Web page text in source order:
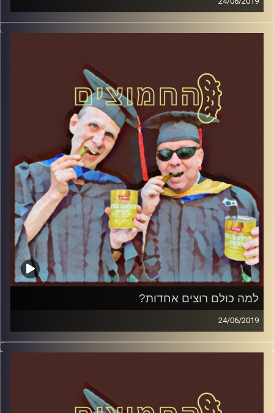
פרופסור בועז בן-דוד ופרופסור גלעד הירשברגר
קרדיט תמונות:AudioVersity
למה כולם רוצים אחדות?
24/06/2019
פרופסור בועז בן-דוד ופרופסור גלעד הירשברגר